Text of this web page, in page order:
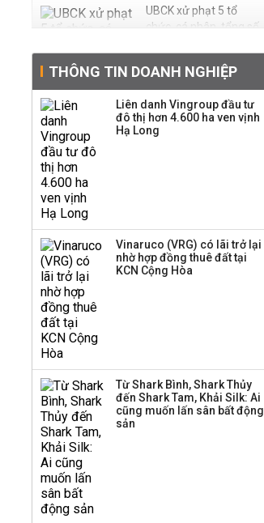
UBCK xử phạt 5 tổ
chức, cá nhân, tổng số
Kinh Bắc dự kiến cho
thuê tối thiểu 100 ha
đất công nghiệp trong
doanh nghiệp Mỹ
Keppel ký thỏa thuận
Sacombank phát hành
ba đợt trái phiếu thu về
hơn 3.600 tỷ, lãi suất
trả lên tới 10%/năm
THÔNG TIN DOANH NGHIỆP
Liên danh Vingroup đầu tư
đô thị hơn 4.600 ha ven vịnh
Hạ Long
Vinaruco (VRG) có lãi trở lại
nhờ hợp đồng thuê đất tại
KCN Cộng Hòa
Từ Shark Bình, Shark Thủy
đến Shark Tam, Khải Silk: Ai
cũng muốn lấn sân bất động
sản